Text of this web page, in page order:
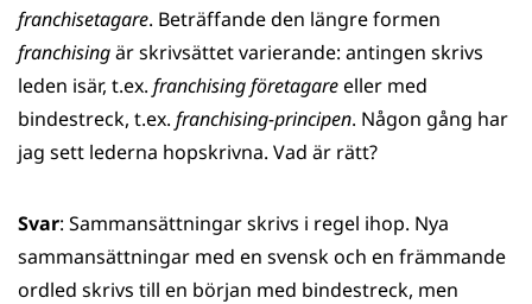
franchisetagare. Beträffande den längre formen
franchisingär skrivsättet varierande: antingen skrivs
leden isär, t.ex. franchising företagareeller med
bindestreck, t.ex. franchis­ing-principen. Någon gång har
jag sett lederna hopskrivna. Vad är rätt?
Svar: Sammansättningar skrivs i regel ihop. Nya
sammansättningar med en svensk och en främmande
ordled skrivs till en början med bindestreck, men